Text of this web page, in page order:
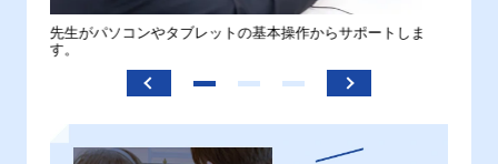
先生がパソコンやタブレットの基本操作からサポートしま
す。